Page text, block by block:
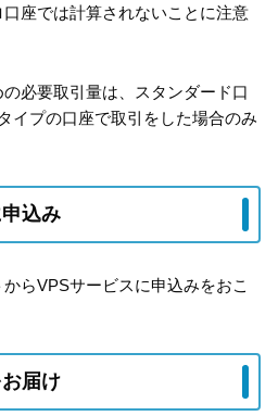
座では計算されないことに注意
必要取引量は、スタンダード口
イプの口座で取引をした場合のみ
込み
らVPSサービスに申込みをおこ
届け